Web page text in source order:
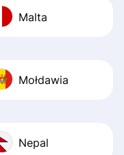
Malta
Mołdawia
Nepal